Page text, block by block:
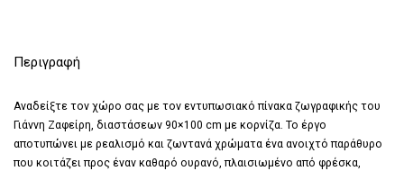
Περιγραφή
Αναδείξτε τον χώρο σας με τον εντυπωσιακό πίνακα ζωγραφικής του
Γιάννη Ζαφείρη, διαστάσεων 90×100 cm με κορνίζα. Το έργο
αποτυπώνει με ρεαλισμό και ζωντανά χρώματα ένα ανοιχτό παράθυρο
που κοιτάζει προς έναν καθαρό ουρανό, πλαισιωμένο από φρέσκα,